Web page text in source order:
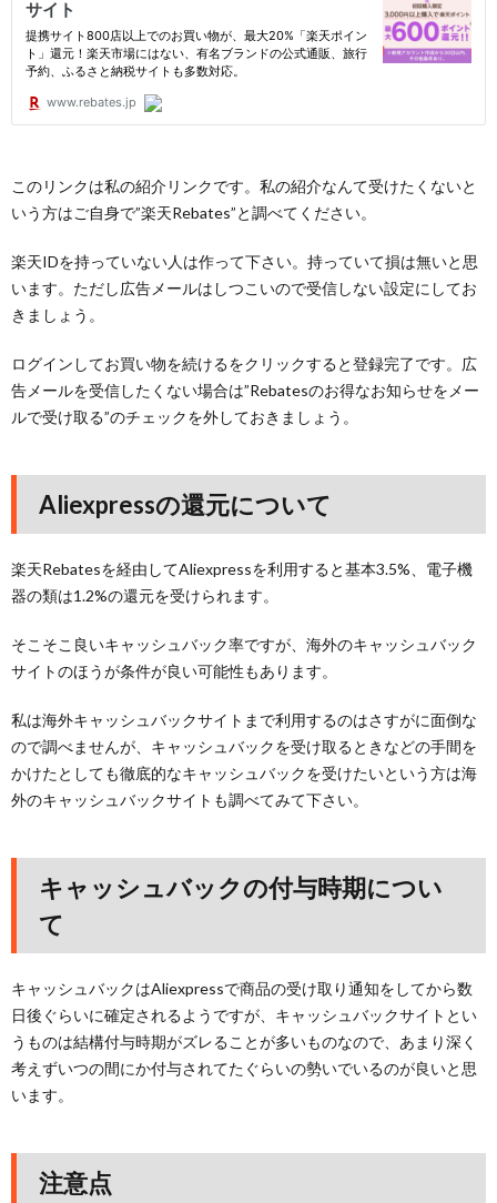
このリンクは私の紹介リンクです。私の紹介なんて受けたくないと
いう方はご自身で”楽天Rebates”と調べてください。
楽天IDを持っていない人は作って下さい。持っていて損は無いと思
います。ただし広告メールはしつこいので受信しない設定にしてお
きましょう。
ログインしてお買い物を続けるをクリックすると登録完了です。広
告メールを受信したくない場合は”Rebatesのお得なお知らせをメー
ルで受け取る”のチェックを外しておきましょう。
Aliexpressの還元について
楽天Rebatesを経由してAliexpressを利用すると基本3.5%、電子機
器の類は1.2%の還元を受けられます。
そこそこ良いキャッシュバック率ですが、海外のキャッシュバック
サイトのほうが条件が良い可能性もあります。
私は海外キャッシュバックサイトまで利用するのはさすがに面倒な
ので調べませんが、キャッシュバックを受け取るときなどの手間を
かけたとしても徹底的なキャッシュバックを受けたいという方は海
外のキャッシュバックサイトも調べてみて下さい。
キャッシュバックの付与時期につい
て
キャッシュバックはAliexpressで商品の受け取り通知をしてから数
日後ぐらいに確定されるようですが、キャッシュバックサイトとい
うものは結構付与時期がズレることが多いものなので、あまり深く
考えずいつの間にか付与されてたぐらいの勢いでいるのが良いと思
います。
注意点